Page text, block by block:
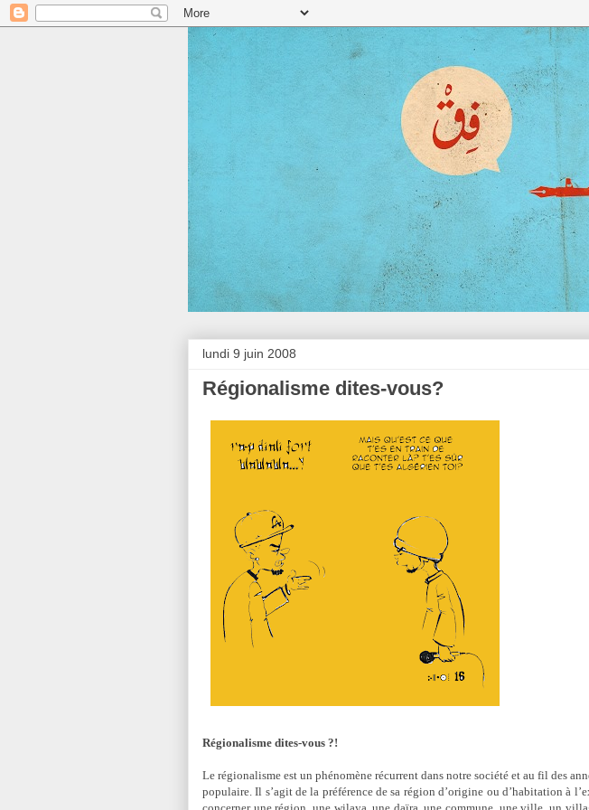
lundi 9 juin 2008
Régionalisme dites-vous?
Régionalisme dites-vous ?!
Le régionalisme est un phénomène récurrent dans notre société et au fil des
populaire. Il s’agit de la préférence de sa région d’origine ou d’habitation à